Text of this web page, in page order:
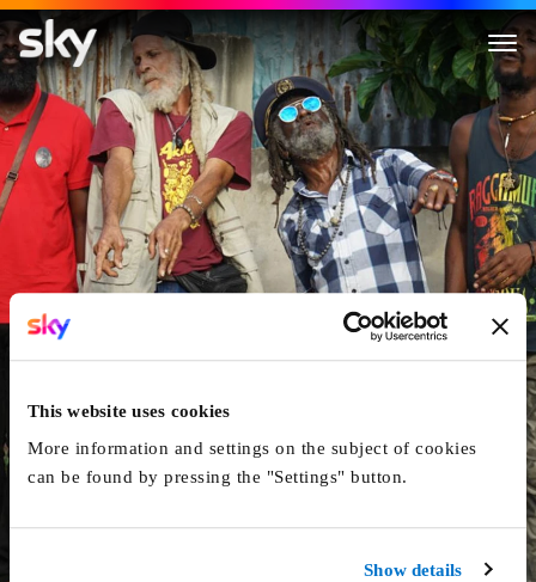
This website uses cookies
More information and settings on the subject of cookies
can be found by pressing the "Settings" button.
Show details
Inna De Yard